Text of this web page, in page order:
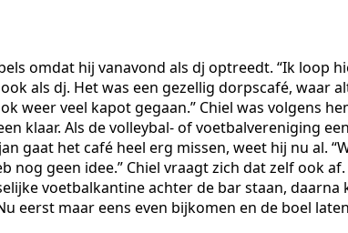
omdat hij vanavond als dj optreedt. “Ik loop
als dj. Het was een gezellig dorpscafé, waar
weer veel kapot gegaan.” Chiel was volgens
klaar. Als de volleybal- of voetbalvereniging
gaat het café heel erg missen, weet hij nu al.
nog geen idee.” Chiel vraagt zich dat zelf ook
voetbalkantine achter de bar staan, daarna
eerst maar eens even bijkomen en de boel